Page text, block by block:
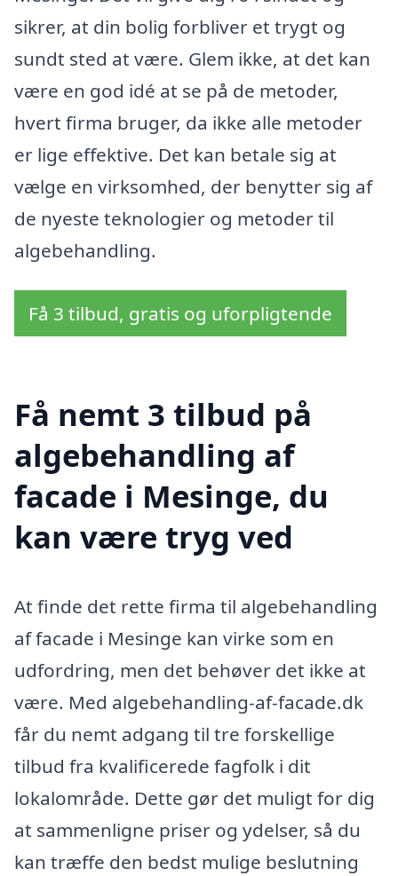
sikrer, at din bolig forbliver et trygt og
sundt sted at være. Glem ikke, at det kan
være en god idé at se på de metoder,
hvert firma bruger, da ikke alle metoder
er lige effektive. Det kan betale sig at
vælge en virksomhed, der benytter sig af
de nyeste teknologier og metoder til
algebehandling.
Få 3 tilbud, gratis og uforpligtende
Få nemt 3 tilbud på
algebehandling af
facade i Mesinge, du
kan være tryg ved
At finde det rette firma til algebehandling
af facade i Mesinge kan virke som en
udfordring, men det behøver det ikke at
være. Med algebehandling-af-facade.dk
får du nemt adgang til tre forskellige
tilbud fra kvalificerede fagfolk i dit
lokalområde. Dette gør det muligt for dig
at sammenligne priser og ydelser, så du
kan træffe den bedst mulige beslutning